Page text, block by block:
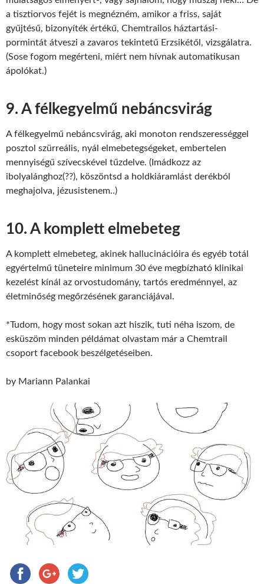
a tisztiorvos fejét is megnézném, amikor a friss, saját
gyűjtésű, bizonyíték értékű, Chemtrailos háztartási-
pormintát átveszi a zavaros tekintetű Erzsikétől, vizsgálatra.
(Sose fogom megérteni, miért nem hívnak automatikusan
ápolókat.)
9. A félkegyelmű nebáncsvirág
A félkegyelmű nebáncsvirág, aki monoton rendszerességgel
posztol szürreális, nyál elmebetegségeket, embertelen
mennyiségű szívecskével tűzdelve. (Imádkozz az
ibolyalánghoz(??), köszöntsd a holdkiáramlást derékból
meghajolva, jézusistenem..)
10. A komplett elmebeteg
A komplett elmebeteg, akinek hallucinációira és egyéb totál
egyértelmű tüneteire minimum 30 éve megbízható klinikai
kezelést kínál az orvostudomány, tartós eredménnyel, az
életminőség megőrzésének garanciájával.
*Tudom, hogy most sokan azt hiszik, tuti néha iszom, de
esküszöm minden példámat olvastam már a Chemtrail
csoport facebook beszélgetéseiben.
by Mariann Palankai